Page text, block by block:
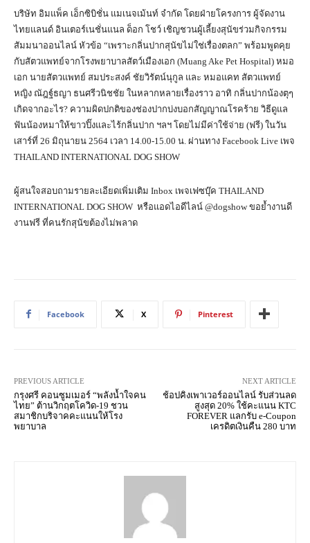
บริษัท อิมแพ็ค เอ็กซิบิชั่น แมเนจเม้นท์ จำกัด โดยฝ่ายโครงการ ผู้จัดงาน
ไทยแลนด์ อินเตอร์เนชั่นแนล ด็อก โชว์ เชิญชวนผู้เลี้ยงสุนัขร่วมกิจกรรม
สัมมนาออนไลน์ หัวข้อ “เพราะกลิ่นปากสุนัขไม่ใช่เรื่องตลก” พร้อมพูดคุย
กับสัตวแพทย์จากโรงพยาบาลสัตว์เมืองเอก (Muang Ake Pet Hospital) หมอ
เอก นายสัตวแพทย์ สมประสงค์ ชัยวิรัตน์นุกูล และ หมอแคท สัตวแพทย์
หญิง ณัฎฐ์ธญา ธนศรีวนิชชัย ในหลากหลายเรื่องราว อาทิ กลิ่นปากน้องตุๆ
เกิดจากอะไร? ความผิดปกติของช่องปากบ่งบอกสัญญาณโรคร้าย วิธีดูแล
ฟันน้องหมาให้ขาวปิ๊งและไร้กลิ่นปาก ฯลฯ โดยไม่มีค่าใช้จ่าย (ฟรี) ในวัน
เสาร์ที่ 26 มิถุนายน 2564 เวลา 14.00-15.00 น. ผ่านทาง Facebook Live เพจ
THAILAND INTERNATIONAL DOG SHOW
ผู้สนใจสอบถามรายละเอียดเพิ่มเติม Inbox เพจเฟซบุ๊ค THAILAND
INTERNATIONAL DOG SHOW หรือแอดไอดีไลน์ @dogshow ขอย้ำงานดี
งานฟรี ที่คนรักสุนัขต้องไม่พลาด
Facebook X Pinterest
PREVIOUS ARTICLE
กรุงศรี คอนซูมเมอร์ “พลังน้ำใจคน
ไทย” ต้านวิกฤตโควิด-19 ชวน
สมาชิกบริจาคคะแนนให้โรง
พยาบาล
NEXT ARTICLE
ช้อปคิงเพาเวอร์ออนไลน์ รับส่วนลด
สูงสุด 20% ใช้คะแนน KTC
FOREVER แลกรับ e-Coupon
เครดิตเงินคืน 280 บาท